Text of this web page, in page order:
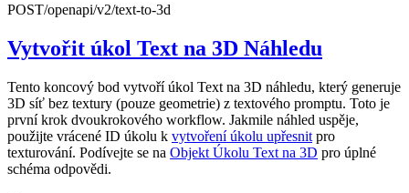
POST/openapi/v2/text-to-3d
Vytvořit úkol Text na 3D Náhledu
Tento koncový bod vytvoří úkol Text na 3D náhledu, který generuje
3D síť bez textury (pouze geometrie) z textového promptu. Toto je
první krok dvoukrokového workflow. Jakmile náhled uspěje,
použijte vrácené ID úkolu k vytvoření úkolu upřesnit pro
texturování. Podívejte se na Objekt Úkolu Text na 3D pro úplné
schéma odpovědi.